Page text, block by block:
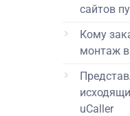
сайтов
Кому
монтаж
uCaller